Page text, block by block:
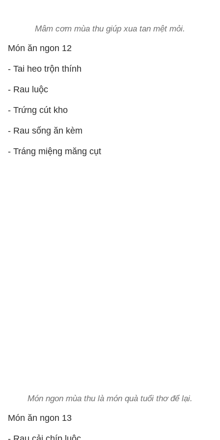
Mâm cơm mùa thu giúp xua tan mệt mỏi.
Món ăn ngon 12
- Tai heo trộn thính
- Rau luộc
- Trứng cút kho
- Rau sống ăn kèm
- Tráng miệng măng cụt
Món ngon mùa thu là món quà tuổi thơ để lại.
Món ăn ngon 13